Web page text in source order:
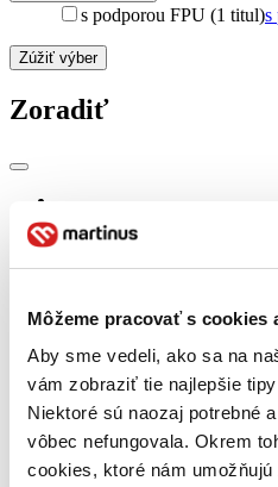
Môžeme pracovať s cookies
Aby sme vedeli, ako sa na
vám zobraziť tie najlepšie
Niektoré sú naozaj potrebné
vôbec nefungovala. Okrem
cookies, ktoré nám
s podporou FPU (1 titul)s
Zúžiť výber
Zoradiť
Bestsellery
Top hodnotené
Novinky
Najlacnejšie
Najvyššia zľava
Použité filtre
Zrušiť filtre
Texty